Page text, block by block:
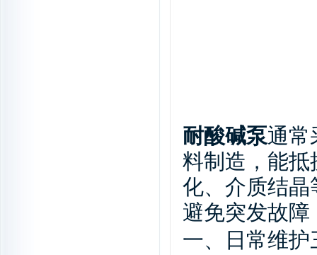
耐酸碱泵通常
料制造，能抵
化、介质结晶
避免突发故
一、 日常维